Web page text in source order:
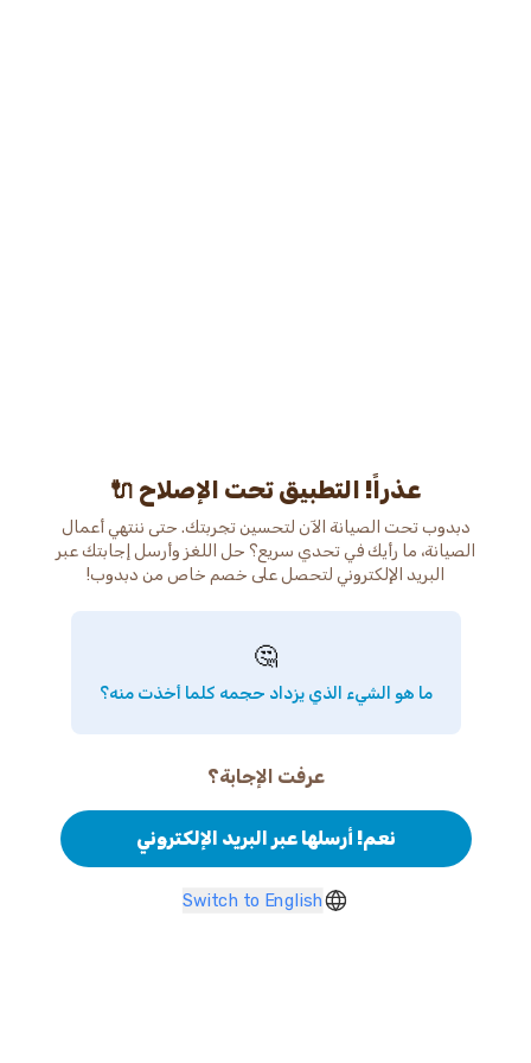
عذراً! التطبيق تحت الإصلاح 🔌
دبدوب تحت الصيانة الآن لتحسين تجربتك. حتى ننتهي أعمال
الصيانة، ما رأيك في تحدي سريع؟ حل اللغز وأرسل إجابتك عبر
البريد الإلكتروني لتحصل على خصم خاص من دبدوب!
🤔
ما هو الشيء الذي يزداد حجمه كلما أخذت منه؟
عرفت الإجابة؟
نعم! أرسلها عبر البريد الإلكتروني
Switch to English